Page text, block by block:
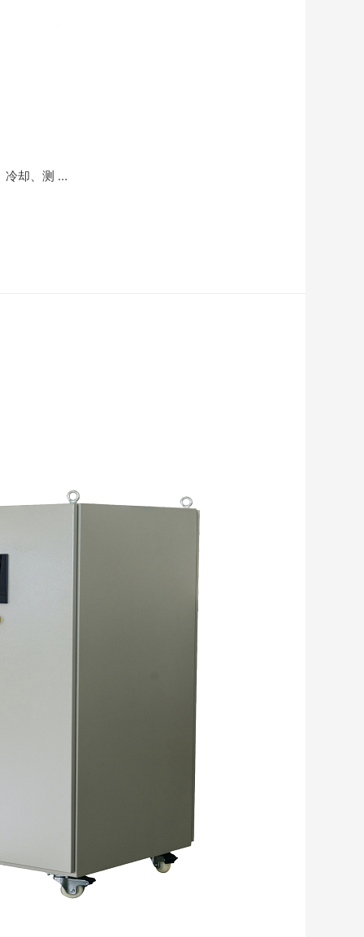
冷却、测 …